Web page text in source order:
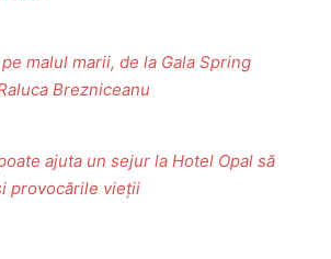
malul marii, de la Gala Spring
Brezniceanu
ajuta un sejur la Hotel Opal să
provocările vieții